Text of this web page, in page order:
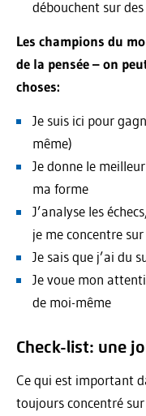
débouchent sur
Les champions du
de la pensée – on
choses:
Je suis ici pour
même)
Je donne le
ma forme
J’analyse les
je me concentre
Je sais que j’ai du
Je voue mon
de moi-même
Check-list: une
Ce qui est important
toujours concentré